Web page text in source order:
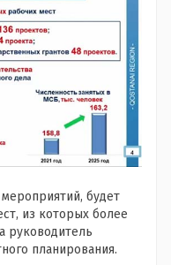
будет
из которых более
руководитель
планирования.